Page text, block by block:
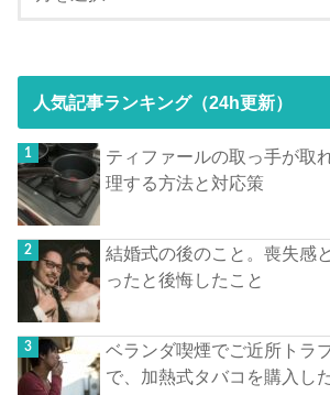
人気記事ランキング（24h更新）
ティファールの取っ手が取
理する方法と対応策
結婚式の後のこと。喪失感
ったと後悔したこと
ベランダ喫煙でご近所トラ
で、加熱式タバコを購入し